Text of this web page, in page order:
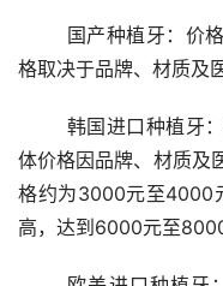
格取决于品牌、材质及
体价格因品牌、材质及
格约为3000元至4000
高，达到6000元至